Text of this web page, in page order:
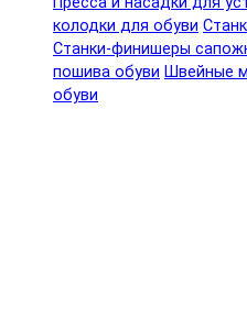
колодки для обуви
Станки-финишеры
пошива обуви Швейные
обуви